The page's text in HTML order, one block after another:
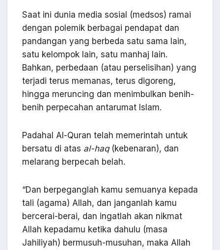
Saat ini dunia media sosial (medsos) ramai
dengan polemik berbagai pendapat dan
pandangan yang berbeda satu sama lain,
satu kelompok lain, satu manhaj lain.
Bahkan, perbedaan (atau perselisihan) yang
terjadi terus memanas, terus digoreng,
hingga meruncing dan menimbulkan benih-
benih perpecahan antarumat Islam.
Padahal Al-Quran telah memerintah untuk
bersatu di atas al-haq(kebenaran), dan
melarang berpecah belah.
“Dan berpeganglah kamu semuanya kepada
tali (agama) Allah, dan janganlah kamu
bercerai-berai, dan ingatlah akan nikmat
Allah kepadamu ketika dahulu (masa
Jahiliyah) bermusuh-musuhan, maka Allah